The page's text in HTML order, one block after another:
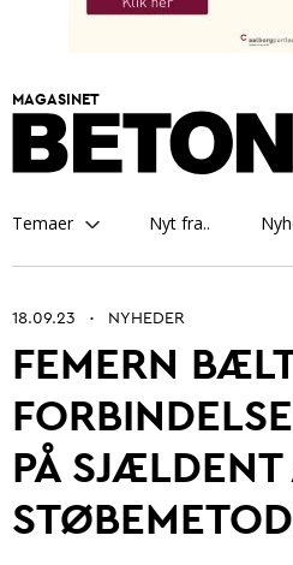
MAGASINET
Temaer Nyt fra..
Betonarkitektur
Fremtidens betonbranche
Ung i betonbranchen
Grøn omstilling af beton
18.09.23 • NYHEDER
FEMERN
PÅ